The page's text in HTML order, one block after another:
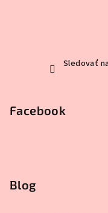
Sledovať
Facebook
Blog